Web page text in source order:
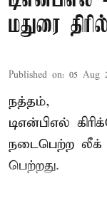
மதுரை
Published on: 05 Aug
நத்தம்,
டிஎன்பிஎல்
நடைபெற்ற லீக்
பெற்றது.